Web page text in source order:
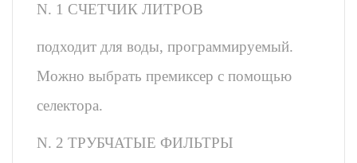
N. 1 СЧЕТЧИК ЛИТРОВ
подходит для воды, программируемый.
Можно выбрать премиксер с помощью
селектора.
N. 2 ТРУБЧАТЫЕ ФИЛЬТРЫ